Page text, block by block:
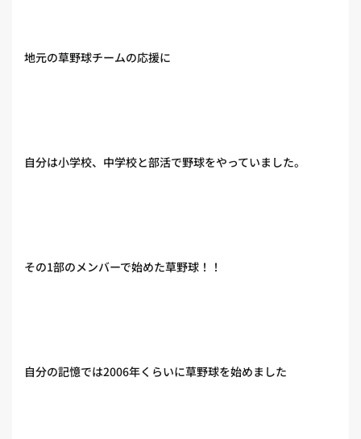
地元の草野球チームの応援に
自分は小学校、中学校と部活で野球をやっていました。
その1部のメンバーで始めた草野球！！
自分の記憶では2006年くらいに草野球を始めました